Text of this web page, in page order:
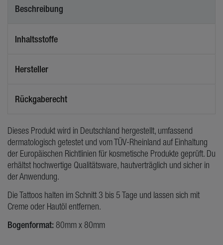
Beschreibung
Inhaltsstoffe
Hersteller
Rückgaberecht
Dieses Produkt wird in Deutschland hergestellt, umfassend
dermatologisch getestet und vom TÜV-Rheinland auf Einhaltung
der Europäischen Richtlinien für kosmetische Produkte geprüft. Du
erhältst hochwertige Qualitätsware, hautverträglich und sicher in
der Anwendung.
Die Tattoos halten im Schnitt 3 bis 5 Tage und lassen sich mit
Creme oder Hautöl entfernen.
Bogenformat: 80mm x 80mm